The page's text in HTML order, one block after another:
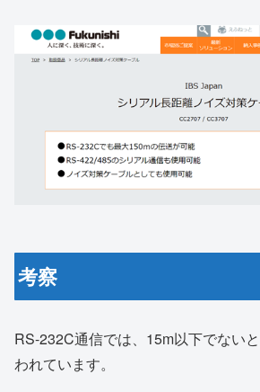
考察
RS-232C通信では、15m以下でない
われています。